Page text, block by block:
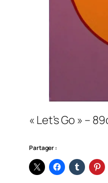
« Let’s Go » –
Partager :